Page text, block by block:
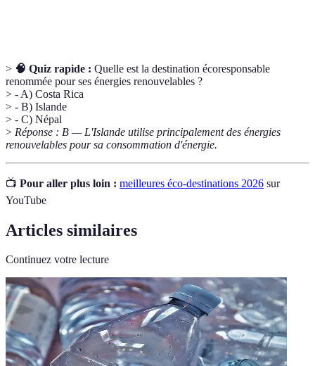
> 🧠 Quiz rapide : Quelle est la destination écoresponsable
renommée pour ses énergies renouvelables ?
> - A) Costa Rica
> - B) Islande
> - C) Népal
> Réponse : B — L'Islande utilise principalement des énergies
renouvelables pour sa consommation d'énergie.
📺 Pour aller plus loin : meilleures éco-destinations 2026 sur
YouTube
Articles similaires
Continuez votre lecture